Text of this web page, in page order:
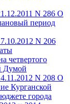
N 286 О
период
N 206
четвертого
Думой
N 208 О
Курганской
города